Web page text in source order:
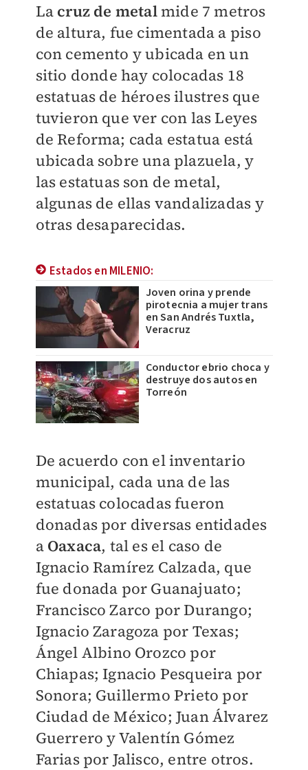
La cruz de metalmide 7 metros
de altura, fue cimentada a piso
con cemento y ubicada en un
sitio donde hay colocadas 18
estatuas de héroes ilustres que
tuvieron que ver con las Leyes
de Reforma; cada estatua está
ubicada sobre una plazuela, y
las estatuas son de metal,
algunas de ellas vandalizadas y
otras desaparecidas.
Estados en MILENIO:
Joven orina y prende
pirotecnia a mujer trans
en San Andrés Tuxtla,
Veracruz
Conductor ebrio choca y
destruye dos autos en
Torreón
De acuerdo con el inventario
municipal, cada una de las
estatuas colocadas fueron
donadas por diversas entidades
a Oaxaca, tal es el caso de
Ignacio Ramírez Calzada, que
fue donada por Guanajuato;
Francisco Zarco por Durango;
Ignacio Zaragoza por Texas;
Ángel Albino Orozco por
Chiapas; Ignacio Pesqueira por
Sonora; Guillermo Prieto por
Ciudad de México; Juan Álvarez
Guerrero y Valentín Gómez
Farias por Jalisco, entre otros.